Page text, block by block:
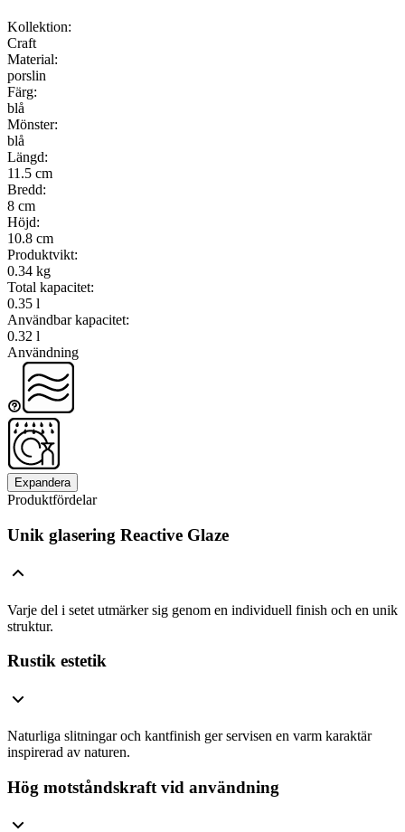
Kollektion:
Craft
Material:
porslin
Färg:
blå
Mönster:
blå
Längd:
11.5 cm
Bredd:
8 cm
Höjd:
10.8 cm
Produktvikt:
0.34 kg
Total kapacitet:
0.35 l
Användbar kapacitet:
0.32 l
Användning
Expandera
Produktfördelar
Unik glasering Reactive Glaze
Varje del i setet utmärker sig genom en individuell finish och en unik
struktur.
Rustik estetik
Naturliga slitningar och kantfinish ger servisen en varm karaktär
inspirerad av naturen.
Hög motståndskraft vid användning